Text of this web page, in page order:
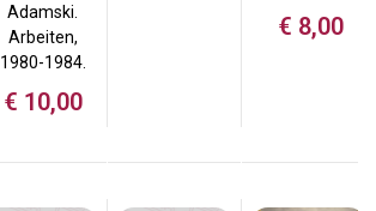
Adamski.
Arbeiten,
1980-1984.
€ 10,00
€ 8,00